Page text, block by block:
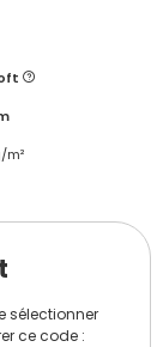
m²
sélectionner
ce code :